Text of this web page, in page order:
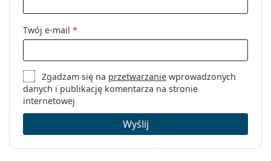
Kategoria:
Okulary korekcyjne
Marka:
Twój e-mail *
Zgadzam się na przetwarzanie wprowadzonych
danych i publikację komentarza na stronie
internetowej
Wyślij